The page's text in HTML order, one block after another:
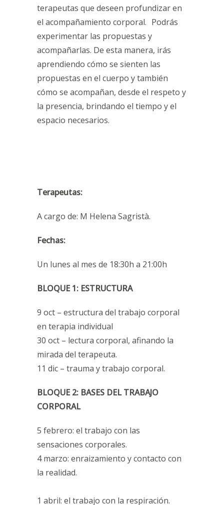
terapeutas que deseen profundizar en
el acompañamiento corporal. Podrás
experimentar las propuestas y
acompañarlas. De esta manera, irás
aprendiendo cómo se sienten las
propuestas en el cuerpo y también
cómo se acompañan, desde el respeto y
la presencia, brindando el tiempo y el
espacio necesarios.
Terapeutas:
A cargo de: M Helena Sagristà.
Fechas:
Un lunes al mes de 18:30h a 21:00h
BLOQUE 1: ESTRUCTURA
9 oct – estructura del trabajo corporal
en terapia individual
30 oct – lectura corporal, afinando la
mirada del terapeuta.
11 dic – trauma y trabajo corporal.
BLOQUE 2: BASES DEL TRABAJO
CORPORAL
5 febrero: el trabajo con las
sensaciones corporales.
4 marzo: enraizamiento y contacto con
la realidad.
1 abril: el trabajo con la respiración.